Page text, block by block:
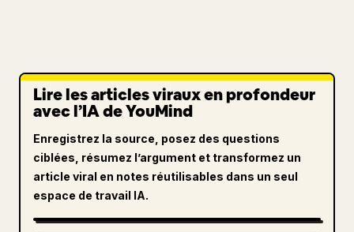
Lire les articles viraux en profondeur
avec l’IA de YouMind
Enregistrez la source, posez des questions
ciblées, résumez l’argument et transformez un
article viral en notes réutilisables dans un seul
espace de travail IA.